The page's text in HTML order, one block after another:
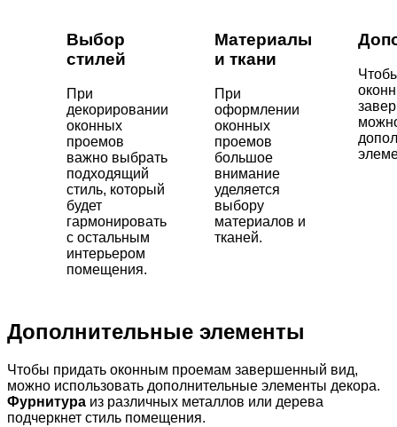
Выбор
стилей
При
декорировании
оконных
проемов
важно выбрать
подходящий
стиль, который
будет
гармонировать
с остальным
интерьером
помещения.
Материалы
и ткани
При
оформлении
оконных
проемов
большое
внимание
уделяется
выбору
материалов и
тканей.
Дополнительные элементы
Чтобы придать оконным проемам завершенный вид,
можно использовать дополнительные элементы декора.
Фурнитура из различных металлов или дерева
подчеркнет стиль помещения.